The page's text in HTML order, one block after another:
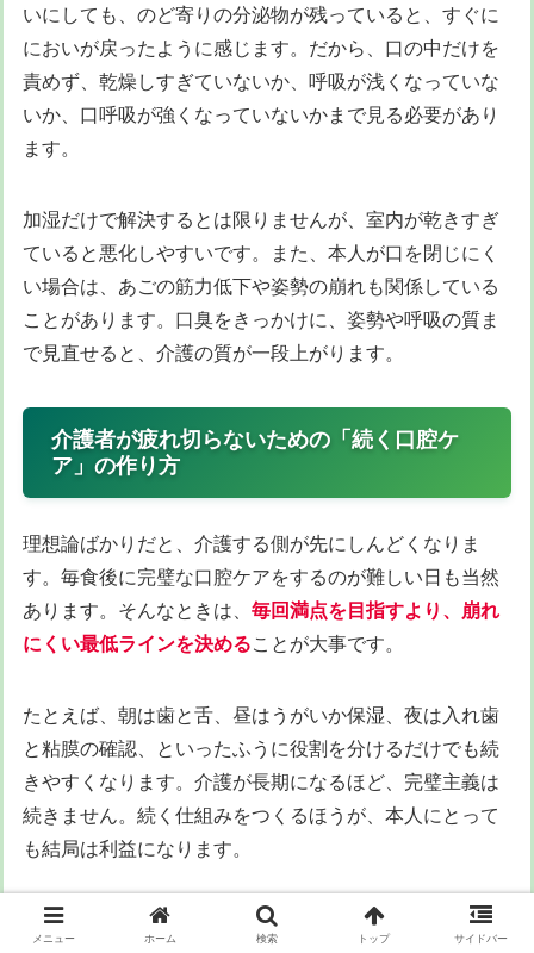
いにしても、のど寄りの分泌物が残っていると、すぐに
においが戻ったように感じます。だから、口の中だけを
責めず、乾燥しすぎていないか、呼吸が浅くなっていな
いか、口呼吸が強くなっていないかまで見る必要があり
ます。
加湿だけで解決するとは限りませんが、室内が乾きすぎ
ていると悪化しやすいです。また、本人が口を閉じにく
い場合は、あごの筋力低下や姿勢の崩れも関係している
ことがあります。口臭をきっかけに、姿勢や呼吸の質ま
で見直せると、介護の質が一段上がります。
介護者が疲れ切らないための「続く口腔ケ
ア」の作り方
理想論ばかりだと、介護する側が先にしんどくなりま
す。毎食後に完璧な口腔ケアをするのが難しい日も当然
あります。そんなときは、 毎回満点を目指すより、崩れ
にくい最低ラインを決めることが大事です。
たとえば、朝は歯と舌、昼はうがいか保湿、夜は入れ歯
と粘膜の確認、といったふうに役割を分けるだけでも続
きやすくなります。介護が長期になるほど、完璧主義は
続きません。続く仕組みをつくるほうが、本人にとって
も結局は利益になります。
もうひとつ大事なのは、口臭の改善を「においがゼロに
メニュー ホーム 検索 トップ サイドバー